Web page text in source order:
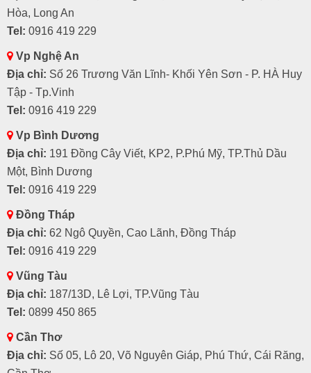
Hòa, Long An
Tel: 0916 419 229
Vp Nghệ An
Địa chỉ: Số 26 Trương Văn Lĩnh- Khối Yên Sơn - P. HÀ Huy
Tập - Tp.Vinh
Tel: 0916 419 229
Vp Bình Dương
Địa chỉ: 191 Đồng Cây Viết, KP2, P.Phú Mỹ, TP.Thủ Dầu
Một, Bình Dương
Tel: 0916 419 229
Đồng Tháp
Địa chỉ: 62 Ngô Quyền, Cao Lãnh, Đồng Tháp
Tel: 0916 419 229
Vũng Tàu
Địa chỉ: 187/13D, Lê Lợi, TP.Vũng Tàu
Tel: 0899 450 865
Cần Thơ
Địa chỉ: Số 05, Lô 20, Võ Nguyên Giáp, Phú Thứ, Cái Răng,